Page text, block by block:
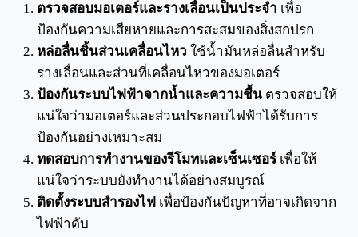
ตรวจสอบมอเตอร์และรางเลื่อนเป็นประจำ เพื่อ
ป้องกันความเสียหายและการสะสมของสิ่งสกปรก
หล่อลื่นชิ้นส่วนเคลื่อนไหว ใช้น้ำมันหล่อลื่นสำหรับ
รางเลื่อนและส่วนที่เคลื่อนไหวของมอเตอร์
ป้องกันระบบไฟฟ้าจากน้ำและความชื้นตรวจสอบให้
แน่ใจว่ามอเตอร์และส่วนประกอบไฟฟ้าได้รับการ
ป้องกันอย่างเหมาะสม
ทดสอบการทำงานของรีโมทและเซ็นเซอร์เพื่อให้
แน่ใจว่าระบบยังทำงานได้อย่างสมบูรณ์
ติดตั้งระบบสำรองไฟ เพื่อป้องกันปัญหาที่อาจเกิดจาก
ไฟฟ้าดับ